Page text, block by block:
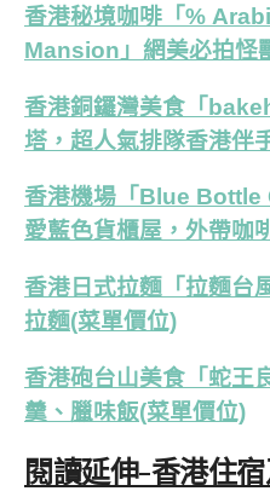
香港秘境咖啡「%
Mansion」網美必拍怪
香港銅鑼灣美食「
塔，超人氣排隊香港伴
香港機場「Blue Bottle
愛藍色貨櫃屋，外帶咖
香港日式拉麵「拉麵台
拉麵(菜單價位)
香港砲台山美食「蛇王
羹、臘味飯(菜單價位)
閱讀延伸-香港住